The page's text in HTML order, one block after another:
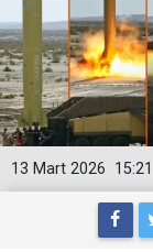
15:21
13 Mart 2026